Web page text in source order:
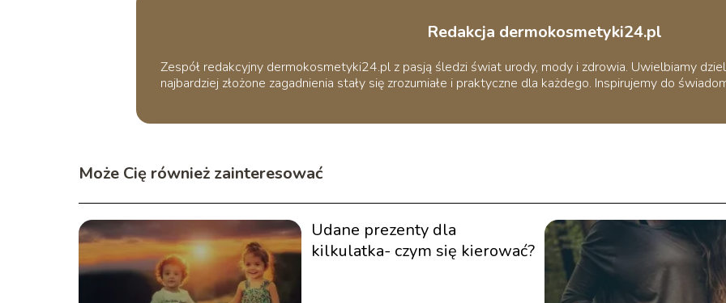
Redakcja dermokosmetyki24.pl
Zespół redakcyjny dermokosmetyki24.pl z pasją śledzi świat urody, mody i zdrowia. Uwielbiamy
najbardziej złożone zagadnienia stały się zrozumiałe i praktyczne dla każdego. Inspirujemy do
Może Cię również zainteresować
Udane prezenty dla
kilkulatka- czym się kierować?